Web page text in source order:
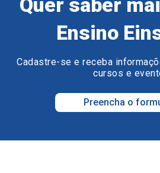
Ensino
Cadastre-se e receba
cursos e
Preencha o